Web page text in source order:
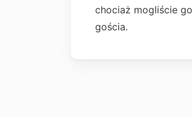
chociaż mogliście
gościa.